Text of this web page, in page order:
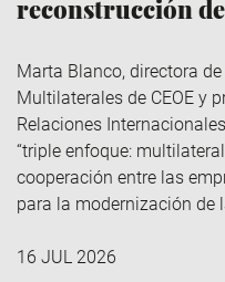
reconstrucción
Marta Blanco, directora
Multilaterales de CEOE y
Relaciones
“triple enfoque:
cooperación entre las
para la modernización de
16 JUL 2026